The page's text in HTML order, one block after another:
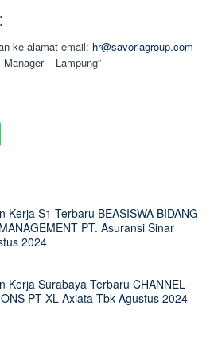
ke alamat email: hr@savoriagroup.com
– Lampung”
Kerja S1 Terbaru BEASISWA BIDANG
PT. Asuransi Sinar
2024
Kerja Surabaya Terbaru CHANNEL
PT XL Axiata Tbk Agustus 2024